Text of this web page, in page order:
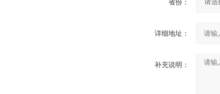
省份：
详细地址：
补充说明：